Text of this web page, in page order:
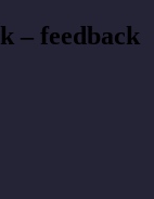
– feedback